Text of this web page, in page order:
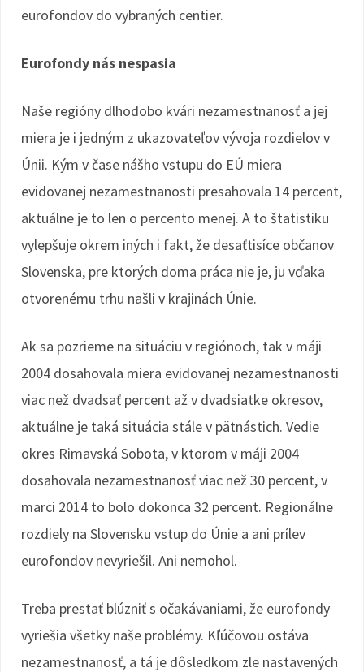
eurofondov do vybraných centier.
Eurofondy nás nespasia
Naše regióny dlhodobo kvári nezamestnanosť a jej
miera je i jedným z ukazovateľov vývoja rozdielov v
Únii. Kým v čase nášho vstupu do EÚ miera
evidovanej nezamestnanosti presahovala 14 percent,
aktuálne je to len o percento menej. A to štatistiku
vylepšuje okrem iných i fakt, že desaťtisíce občanov
Slovenska, pre ktorých doma práca nie je, ju vďaka
otvorenému trhu našli v krajinách Únie.
Ak sa pozrieme na situáciu v regiónoch, tak v máji
2004 dosahovala miera evidovanej nezamestnanosti
viac než dvadsať percent až v dvadsiatke okresov,
aktuálne je taká situácia stále v pätnástich. Vedie
okres Rimavská Sobota, v ktorom v máji 2004
dosahovala nezamestnanosť viac než 30 percent, v
marci 2014 to bolo dokonca 32 percent. Regionálne
rozdiely na Slovensku vstup do Únie a ani prílev
eurofondov nevyriešil. Ani nemohol.
Treba prestať blúzniť s očakávaniami, že eurofondy
vyriešia všetky naše problémy. Kľúčovou ostáva
nezamestnanosť, a tá je dôsledkom zle nastavených